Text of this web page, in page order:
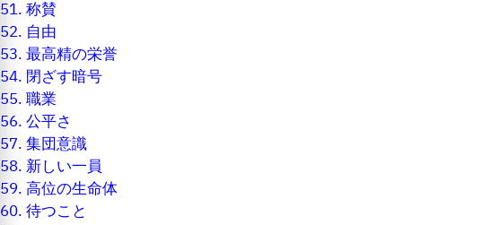
51.称賛
52. 自由
53.最高精の栄誉
54. 閉ざす暗号
55.職業
56.公平さ
57.集団意識
58.新しい一員
59.高位の生命体
60.待つこと